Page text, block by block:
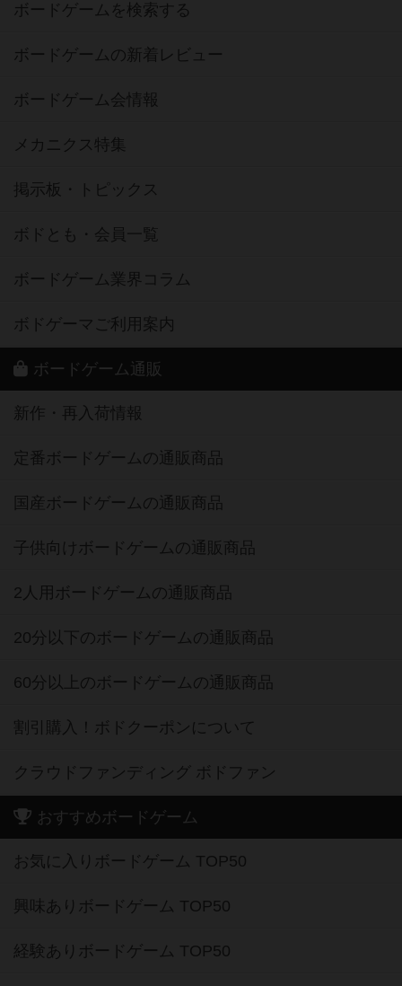
ボードゲームを検索する
ボードゲームの新着レビュー
ボードゲーム会情報
メカニクス特集
掲示板・トピックス
ボドとも・会員一覧
ボードゲーム業界コラム
ボドゲーマご利用案内
ボードゲーム通販
新作・再入荷情報
定番ボードゲームの通販商品
国産ボードゲームの通販商品
子供向けボードゲームの通販商品
2人用ボードゲームの通販商品
20分以下のボードゲームの通販商品
60分以上のボードゲームの通販商品
割引購入！ボドクーポンについて
クラウドファンディング ボドファン
おすすめボードゲーム
お気に入りボードゲーム TOP50
興味ありボードゲーム TOP50
経験ありボードゲーム TOP50